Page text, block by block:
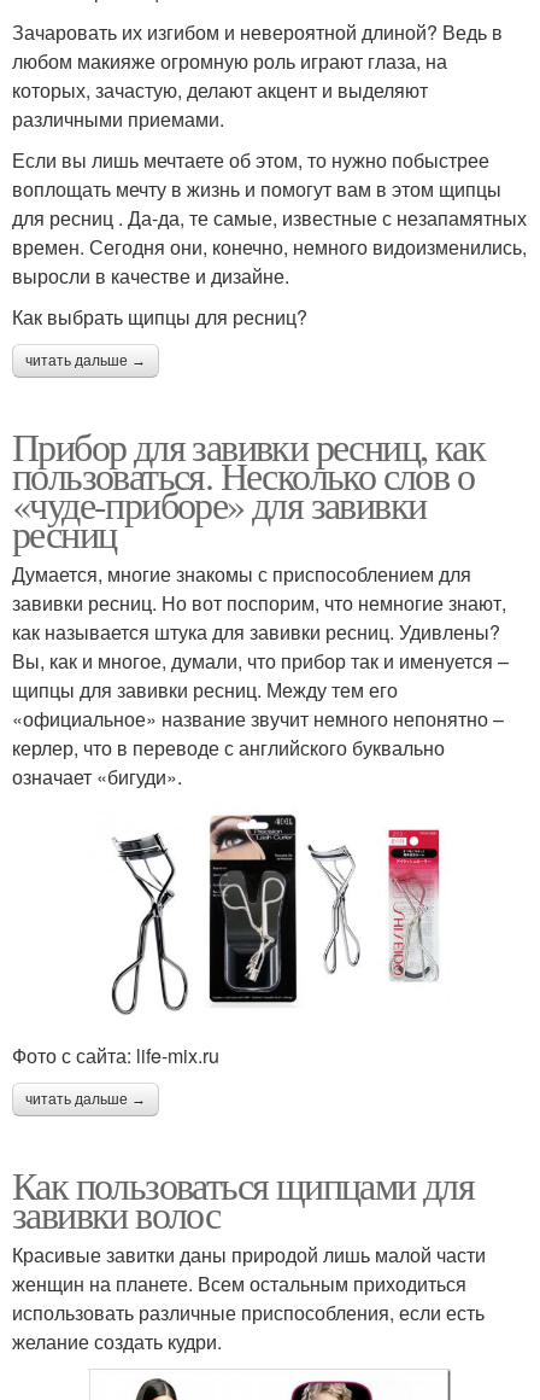
Зачаровать их изгибом и невероятной длиной? Ведь в
любом макияже огромную роль играют глаза, на
которых, зачастую, делают акцент и выделяют
различными приемами.
Если вы лишь мечтаете об этом, то нужно побыстрее
воплощать мечту в жизнь и помогут вам в этом щипцы
для ресниц . Да-да, те самые, известные с незапамятных
времен. Сегодня они, конечно, немного видоизменились,
выросли в качестве и дизайне.
Как выбрать щипцы для ресниц?
читать дальше →
Прибор для завивки ресниц, как
пользоваться. Несколько слов о
«чуде-приборе» для завивки
ресниц
Думается, многие знакомы с приспособлением для
завивки ресниц. Но вот поспорим, что немногие знают,
как называется штука для завивки ресниц. Удивлены?
Вы, как и многое, думали, что прибор так и именуется –
щипцы для завивки ресниц. Между тем его
«официальное» название звучит немного непонятно –
керлер, что в переводе с английского буквально
означает «бигуди».
Фото с сайта: life-mix.ru
читать дальше →
Как пользоваться щипцами для
завивки волос
Красивые завитки даны природой лишь малой части
женщин на планете. Всем остальным приходиться
использовать различные приспособления, если есть
желание создать кудри.